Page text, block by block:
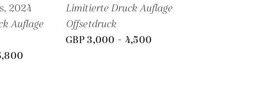
2024
Auflage
Limitierte Druck Auflage
Offsetdruck
GBP 3,000 - 4,500